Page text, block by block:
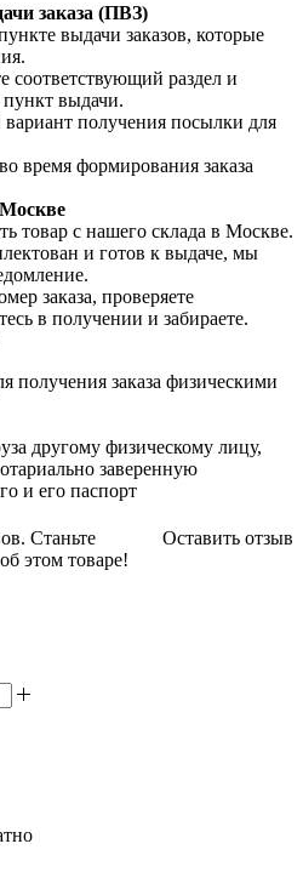
заказа (ПВЗ)
выдачи заказов, которые
соответствующий раздел и
выдачи.
получения посылки для
время формирования заказа
товар с нашего склада в Москве.
и готов к выдаче, мы
заказа, проверяете
в получении и забираете.
получения заказа физическими
другому физическому лицу,
заверенную
и его паспорт
Оставить отзыв
Станьте
этом товаре!